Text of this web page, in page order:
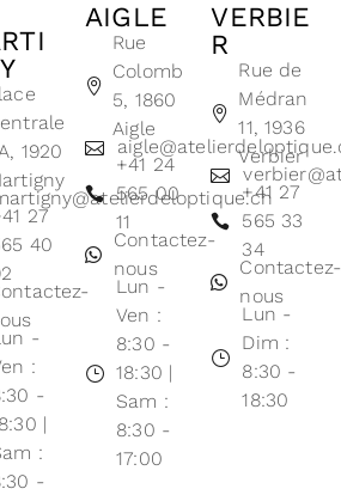
1920
27
40
-
:
-
|
:
-
AIGLE
Rue
Colomb
5, 1860
Aigle
+41 24
565 00
11
Contactez-
nous
Lun -
Ven :
8:30 -
18:30 |
Sam :
8:30 -
17:00
VERBIE
R
Rue de
Médran
11, 1936
Verbier
+41 27
565 33
34
Contactez-
nous
Lun -
Dim :
8:30 -
18:30